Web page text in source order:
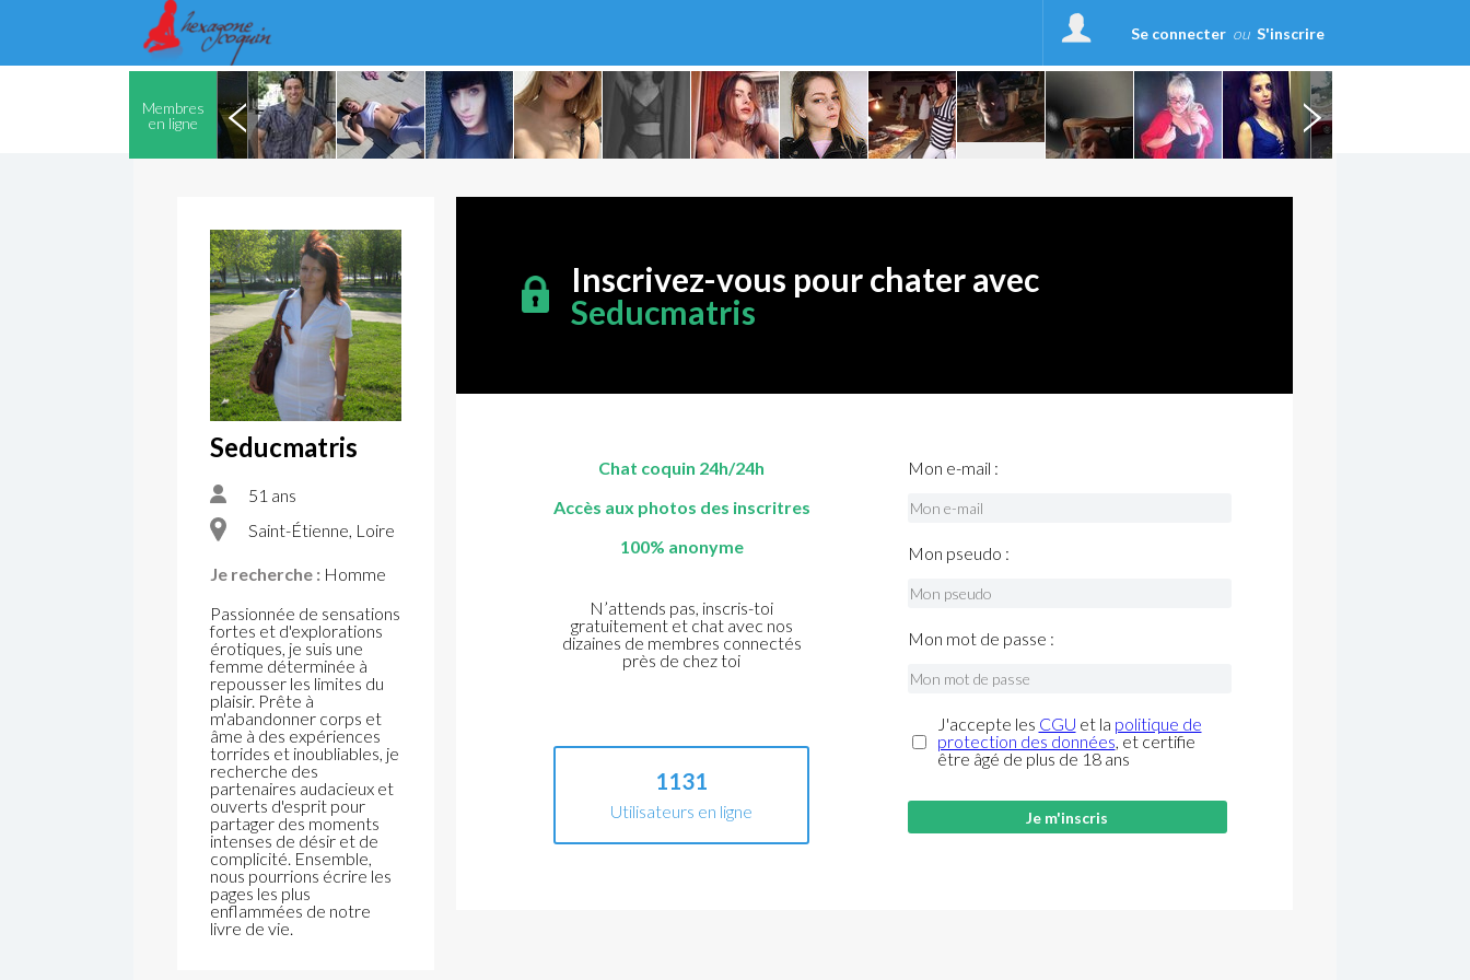
Se connecter ou S'inscrire
Membres
en ligne
Seducmatris
51 ans
Saint-Étienne, Loire
Je recherche : Homme
Passionnée de sensations
fortes et d'explorations
érotiques, je suis une
femme déterminée à
repousser les limites du
plaisir. Prête à
m'abandonner corps et
âme à des expériences
torrides et inoubliables, je
recherche des
partenaires audacieux et
ouverts d'esprit pour
partager des moments
intenses de désir et de
complicité. Ensemble,
nous pourrions écrire les
pages les plus
enflammées de notre
livre de vie.
Inscrivez-vous pour chater avec
Seducmatris
Chat coquin 24h/24h
Accès aux photos des inscritres
100% anonyme
N’attends pas, inscris-toi
gratuitement et chat avec nos
dizaines de membres connectés
près de chez toi
1131
Utilisateurs en ligne
Mon e-mail :
Mon pseudo :
Mon mot de passe :
J'accepte les CGU et la politique de
protection des données, et certifie
être âgé de plus de 18 ans